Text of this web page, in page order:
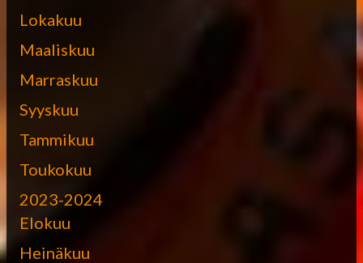
Lokakuu
Maaliskuu
Marraskuu
Syyskuu
Tammikuu
Toukokuu
2023-2024
Elokuu
Heinäkuu